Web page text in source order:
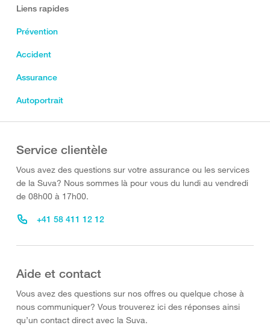
Liens rapides
Prévention
Accident
Assurance
Autoportrait
Service clientèle
Vous avez des questions sur votre assurance ou les services
de la Suva? Nous sommes là pour vous du lundi au vendredi
de 08h00 à 17h00.
+41 58 411 12 12
Aide et contact
Vous avez des questions sur nos offres ou quelque chose à
nous communiquer? Vous trouverez ici des réponses ainsi
qu’un contact direct avec la Suva.